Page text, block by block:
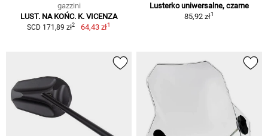
gazzini
LUST. NA KOŃC. K. VICENZA
SCD 171,89 zł2 64,43 zł1
Lusterko uniwersalne, czarne
85,92 zł1